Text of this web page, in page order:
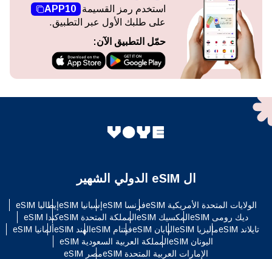
استخدم رمز القسيمة
APP10
على طلبك الأول عبر التطبيق.
حمّل التطبيق الآن:
ال eSIM الدولي الشهير
الولايات المتحدة الأمريكية eSIM فرنسا eSIM إسبانيا eSIM
إيطاليا eSIM
ديك رومى eSIM
المكسيك eSIM المملكة المتحدة eSIM
كندا eSIM
تايلاند eSIM
ماليزيا eSIM اليابان eSIM فيتنام eSIM الهند eSIM
ألمانيا eSIM
اليونان eSIM
المملكة العربية السعودية eSIM
الإمارات العربية المتحدة eSIM
مصر eSIM